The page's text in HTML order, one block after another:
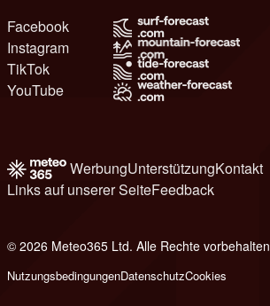
Facebook
Instagram
TikTok
YouTube
WerbungUnterstützungKontakt
Links auf unserer SeiteFeedback
© 2026 Meteo365 Ltd. Alle Rechte vorbehalten
NutzungsbedingungenDatenschutzCookies